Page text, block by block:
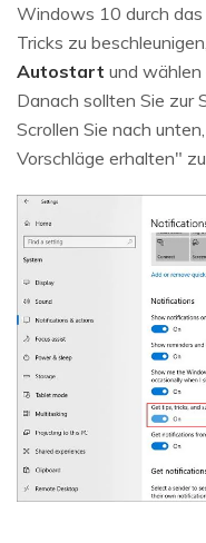
Windows 10 durch
Tricks zu
Autostart und wählen
Danach sollten Sie zur
Scrollen Sie nach
Vorschläge erhalten"